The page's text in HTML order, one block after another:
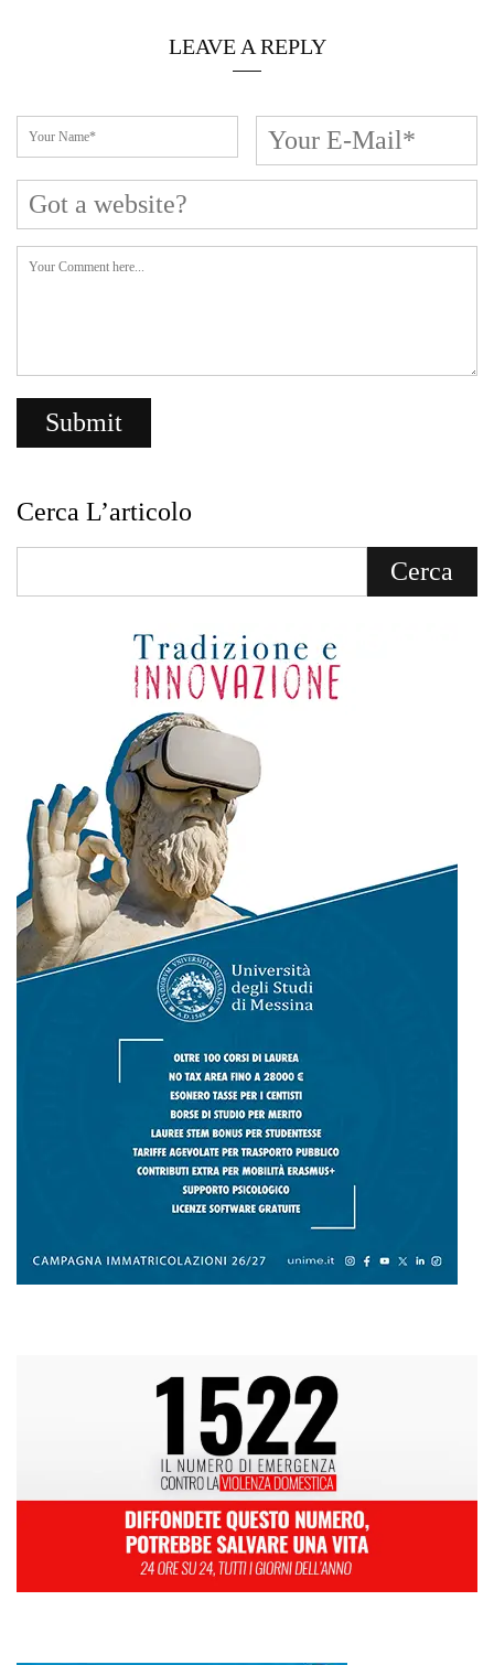
LEAVE A REPLY
Cerca L’articolo